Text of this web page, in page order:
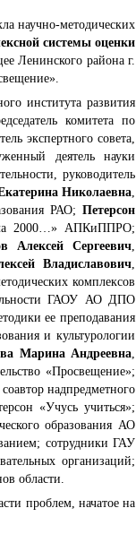
научно-методических
системы оценки
Ленинского района г.
института развития
комитета по
экспертного совета,
деятель науки
руководитель
Николаевна
РАО; Петерсон
2000…» АПКиППРО;
Алексей Сергеевич
Владиславович
комплексов
ГАОУ АО ДПО
ее преподавания
и культурологии
Марина Андреевна
«Просвещение»;
надпредметного
«Учусь учиться»;
образования АО
сотрудники ГАУ
организаций;
области.
проблем, начатое на